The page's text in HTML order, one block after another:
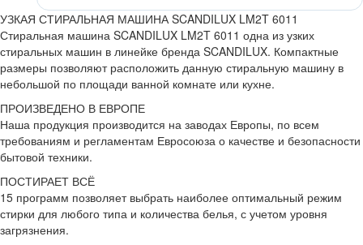
УЗКАЯ СТИРАЛЬНАЯ МАШИНА SCANDILUX LM2T 6011
Стиральная машина SCANDILUX LM2T 6011 одна из узких
стиральных машин в линейке бренда SCANDILUX. Компактные
размеры позволяют расположить данную стиральную машину в
небольшой по площади ванной комнате или кухне.
ПРОИЗВЕДЕНО В ЕВРОПЕ
Наша продукция производится на заводах Европы, по всем
требованиям и регламентам Евросоюза о качестве и безопасности
бытовой техники.
ПОСТИРАЕТ ВСЁ
15 программ позволяет выбрать наиболее оптимальный режим
стирки для любого типа и количества белья, с учетом уровня
загрязнения.